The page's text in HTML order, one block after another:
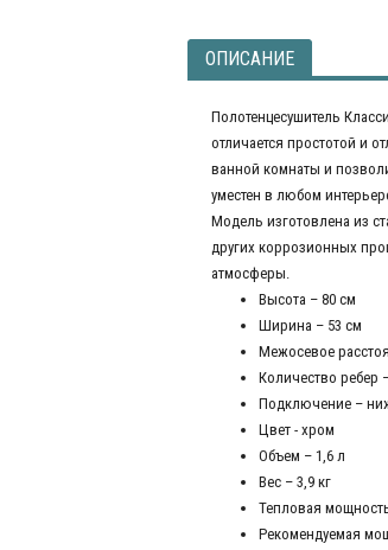
ОПИСАНИЕ
Полотенцесушитель
отличается простотой и
ванной комнаты и
уместен в любом
Модель изготовлена ​​из
других коррозионных
атмосферы.
Высота – 80 см
Ширина – 53 см
Межосевое
Количество ребер
Подключение –
Цвет - хром
Объем – 1,6 л
Вес – 3,9 кг
Тепловая
Рекомендуемая